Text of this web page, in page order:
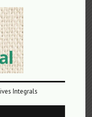
Integrals